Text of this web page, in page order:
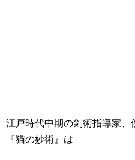
江戸時代中期の剣術指導家
『猫の妙術』は